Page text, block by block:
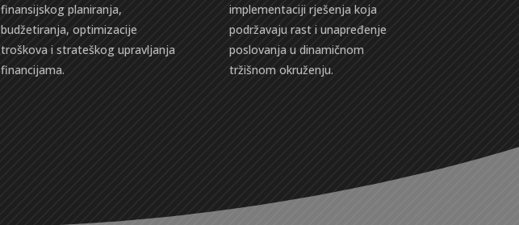
finansijskog planiranja,
budžetiranja, optimizacije
troškova i strateškog upravljanja
financijama.
implementaciji rješenja koja
podržavaju rast i unapređenje
poslovanja u dinamičnom
tržišnom okruženju.